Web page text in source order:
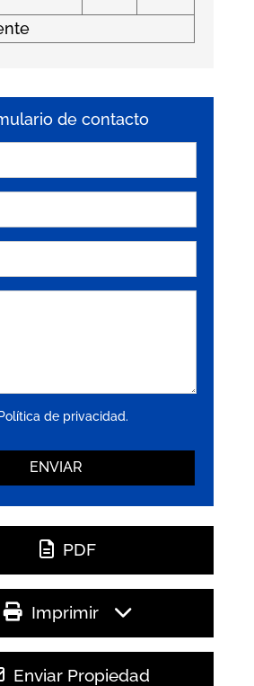
de contacto
de privacidad.
PDF
Imprimir
Enviar Propiedad